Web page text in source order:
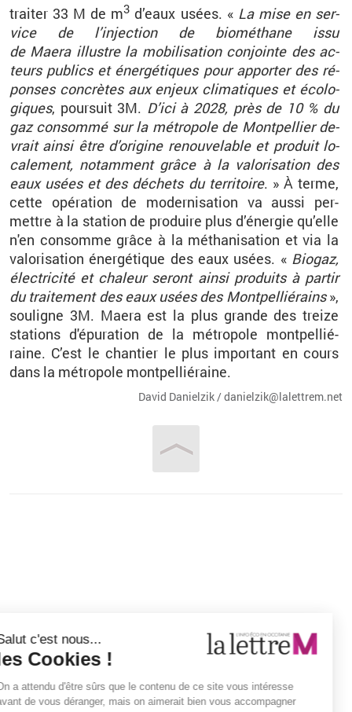
trai­ter 33 M de m3 d’eaux usées. « La mise en ser­
vice de l’in­jec­tion de bio­mé­thane issu
de Maera illustre la mo­bi­li­sa­tion conjointe des ac­
teurs pu­blics et éner­gé­tiques pour ap­por­ter des ré­
ponses concrètes aux en­jeux cli­ma­tiques et éco­lo­
giques, pour­suit 3M. D’ici à 2028, près de 10 % du
gaz consommé sur la mé­tro­pole de Mont­pel­lier de­
vrait ainsi être d’ori­gine re­nou­ve­lable et pro­duit lo­
ca­le­ment, no­tam­ment grâce à la va­lo­ri­sa­tion des
eaux usées et des dé­chets du ter­ri­toire. » À terme,
cette opé­ra­tion de mo­der­ni­sa­tion va aussi per­
mettre à la sta­tion de pro­duire plus d’éner­gie qu’elle
n'en consomme grâce à la mé­tha­ni­sa­tion et via la
va­lo­ri­sa­tion éner­gé­tique des eaux usées. « Bio­gaz,
élec­tri­cité et cha­leur se­ront ainsi pro­duits à par­tir
du trai­te­ment des eaux usées des Mont­pel­lié­rains »,
sou­ligne 3M. Maera est la plus grande des treize
sta­tions d'épu­ra­tion de la mé­tro­pole mont­pel­lié­
raine. C’est le chan­tier le plus im­por­tant en cours
dans la mé­tro­pole mont­pel­lié­raine.
David Da­niel­zik / da­niel­zik@​la­let­trem.​net